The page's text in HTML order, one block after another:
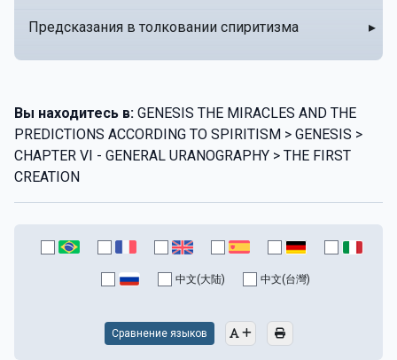
Предсказания в толковании спиритизма ▸
Вы находитесь в: GENESIS THE MIRACLES AND THE
PREDICTIONS ACCORDING TO SPIRITISM > GENESIS >
CHAPTER VI - GENERAL URANOGRAPHY > THE FIRST
CREATION
中文(大陆) 中文(台灣)
Сравнение языков